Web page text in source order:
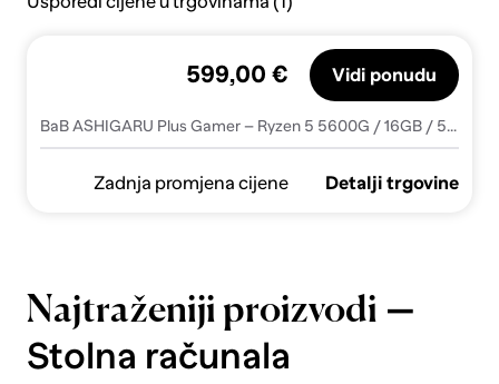
BaB ASHIGARU Plus Gamer – Ryzen 5 5600G / 16GB / 500GB SSD / Vega 7 / WiFi / Windows 11 Pro
599,00 € Vidi ponudu
Zadnja promjena cijene Detalji trgovine
Najtraženiji proizvodi —
Stolna računala